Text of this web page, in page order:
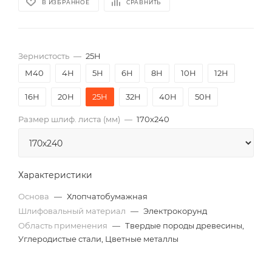
В ИЗБРАННОЕ СРАВНИТЬ
Зернистость — 25Н
М40
4Н 5Н 6Н 8Н 10Н 12Н
16Н 20Н 25Н 32Н 40Н 50Н
Размер шлиф. листа (мм) — 170х240
Характеристики
Основа — Хлопчатобумажная
Шлифовальный материал — Электрокорунд
Область применения — Твердые породы древесины,
Углеродистые стали, Цветные металлы